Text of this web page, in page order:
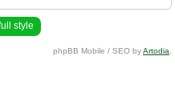
style
phpBB Mobile / SEO byArtodia